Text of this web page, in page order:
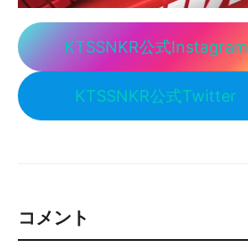
KTSSNKR公式Instagram
KTSSNKR公式Twitter
コメント